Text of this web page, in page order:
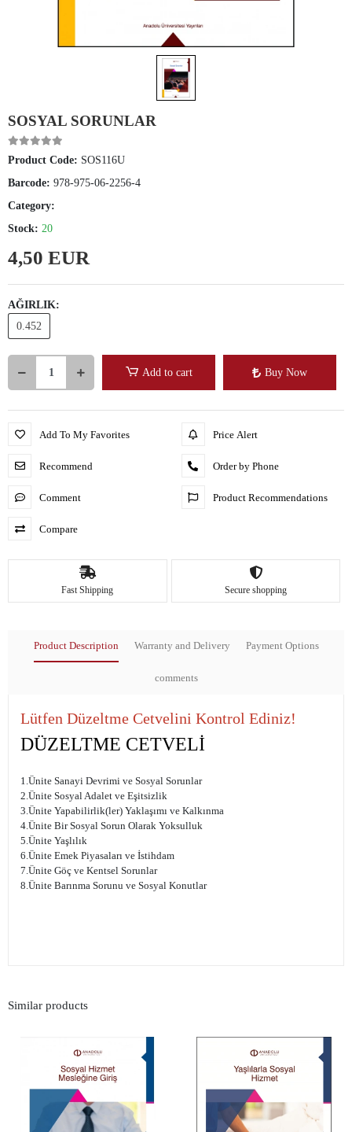
SOSYAL SORUNLAR
Product Code: SOS116U
Barcode: 978-975-06-2256-4
Category:
Stock: 20
4,50 EUR
AĞIRLIK:
0.452
Add to cart Buy Now
Add To My Favorites
Recommend
Comment
Compare
Price Alert
Order by Phone
Product Recommendations
Fast Shipping Secure shopping
Product Description Warranty and Delivery Payment Options
comments
Lütfen Düzeltme Cetvelini Kontrol Ediniz!
DÜZELTME CETVELİ
1.Ünite Sanayi Devrimi ve Sosyal Sorunlar
2.Ünite Sosyal Adalet ve Eşitsizlik
3.Ünite Yapabilirlik(ler) Yaklaşımı ve Kalkınma
4.Ünite Bir Sosyal Sorun Olarak Yoksulluk
5.Ünite Yaşlılık
6.Ünite Emek Piyasaları ve İstihdam
7.Ünite Göç ve Kentsel Sorunlar
8.Ünite Barınma Sorunu ve Sosyal Konutlar
Similar products